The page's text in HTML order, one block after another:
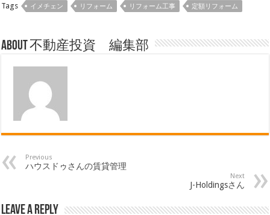
Tags イメチェン リフォーム リフォーム工事 定額リフォーム
About 不動産投資 編集部
Previous
ハウスドゥさんの賃貸管理
Next
J-Holdingsさん
Leave a Reply